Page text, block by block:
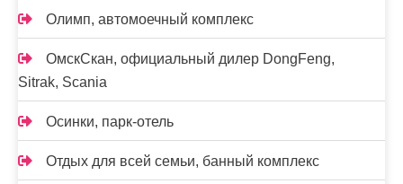
Олимп, автомоечный комплекс
ОмскСкан, официальный дилер DongFeng,
Sitrak, Scania
Осинки, парк-отель
Отдых для всей семьи, банный комплекс